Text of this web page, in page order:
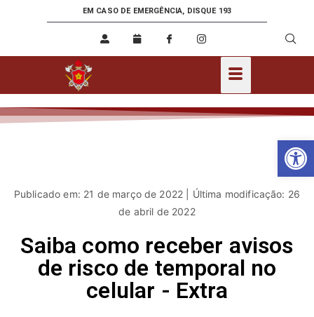
EM CASO DE EMERGÊNCIA, DISQUE 193
Publicado em: 21 de março de 2022 | Última modificação: 26
de abril de 2022
Saiba como receber avisos
de risco de temporal no
celular - Extra